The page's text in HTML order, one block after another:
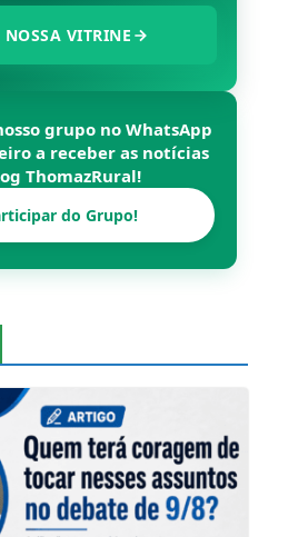
NOSSA VITRINE
grupo no WhatsApp
a receber as notícias
ThomazRural!
do Grupo!